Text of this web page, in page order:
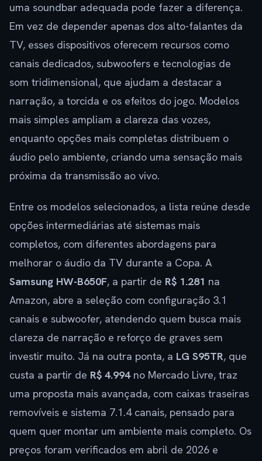
uma soundbar adequada pode fazer a diferença.
Em vez de depender apenas dos alto-falantes da
TV, esses dispositivos oferecem recursos como
canais dedicados, subwoofers e tecnologias de
som tridimensional, que ajudam a destacar a
narração, a torcida e os efeitos do jogo. Modelos
mais simples ampliam a clareza das vozes,
enquanto opções mais completas distribuem o
áudio pelo ambiente, criando uma sensação mais
próxima da transmissão ao vivo.
Entre os modelos selecionados, a lista reúne desde
opções intermediárias até sistemas mais
completos, com diferentes abordagens para
melhorar o áudio da TV durante a Copa. A
Samsung HW-B650F, a partir de R$ 1.281 na
Amazon, abre a seleção com configuração 3.1
canais e subwoofer, atendendo quem busca mais
clareza de narração e reforço de graves sem
investir muito. Já na outra ponta, a LG S95TR, que
custa a partir de R$ 4.994no Mercado Livre, traz
uma proposta mais avançada, com caixas traseiras
removíveis e sistema 7.1.4 canais, pensado para
quem quer montar um ambiente mais completo. Os
preços foram verificados em abril de 2026 e